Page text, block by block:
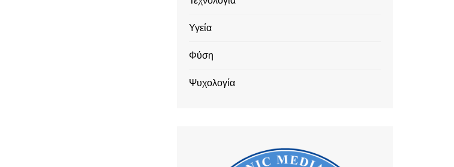
Υγεία
Φύση
Ψυχολογία